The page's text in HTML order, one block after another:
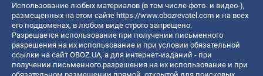
Использование любых материалов (в том числе фото- и видео-),
размещенных на этом сайте https://www.obozrevatel.com и на всех
его поддоменах, в любом виде строго запрещено.
Разрешается использование при получении письменного
разрешения на их использование и при условии обязательной
ссылки на сайт OBOZ.UA, а для интернет-изданий - при
получении письменного разрешения на их использование и при